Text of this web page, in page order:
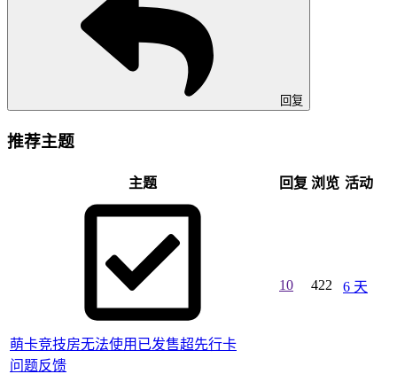
回复
推荐主题
主题 回复 浏览 活动
萌卡竞技房无法使用已发售超先行卡
问题反馈
10 422 6 天